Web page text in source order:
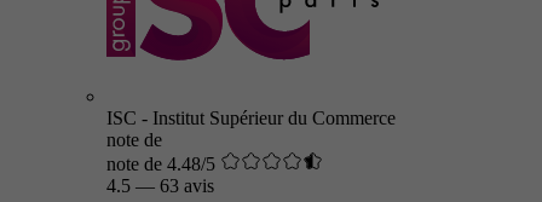
ISC - Institut Supérieur du Commerce
note de
note de 4.48/5
4.5 — 63 avis